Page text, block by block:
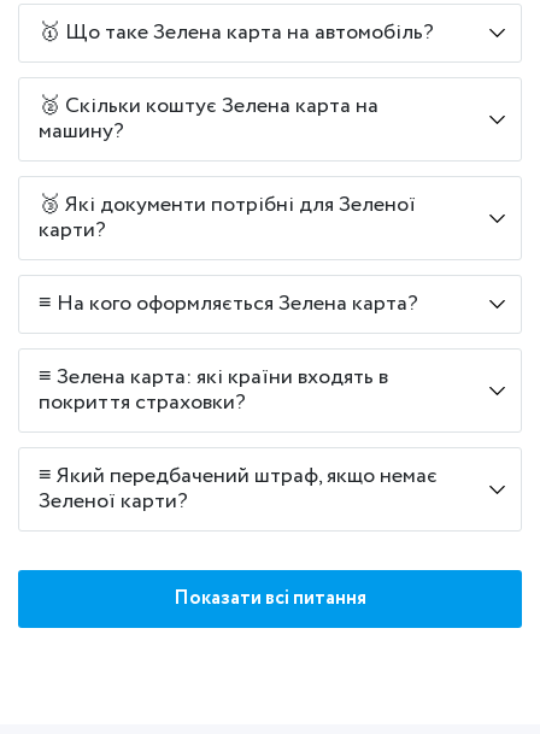
🥇 Що таке Зелена карта на автомобіль?
🥈 Скільки коштує Зелена карта на
машину?
🥉 Які документи потрібні для Зеленої
карти?
≡ На кого оформляється Зелена карта?
≡ Зелена карта: які країни входять в
покриття страховки?
≡ Який передбачений штраф, якщо немає
Зеленої карти?
Показати всі питання